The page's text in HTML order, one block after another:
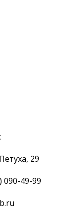
29
090-49-99